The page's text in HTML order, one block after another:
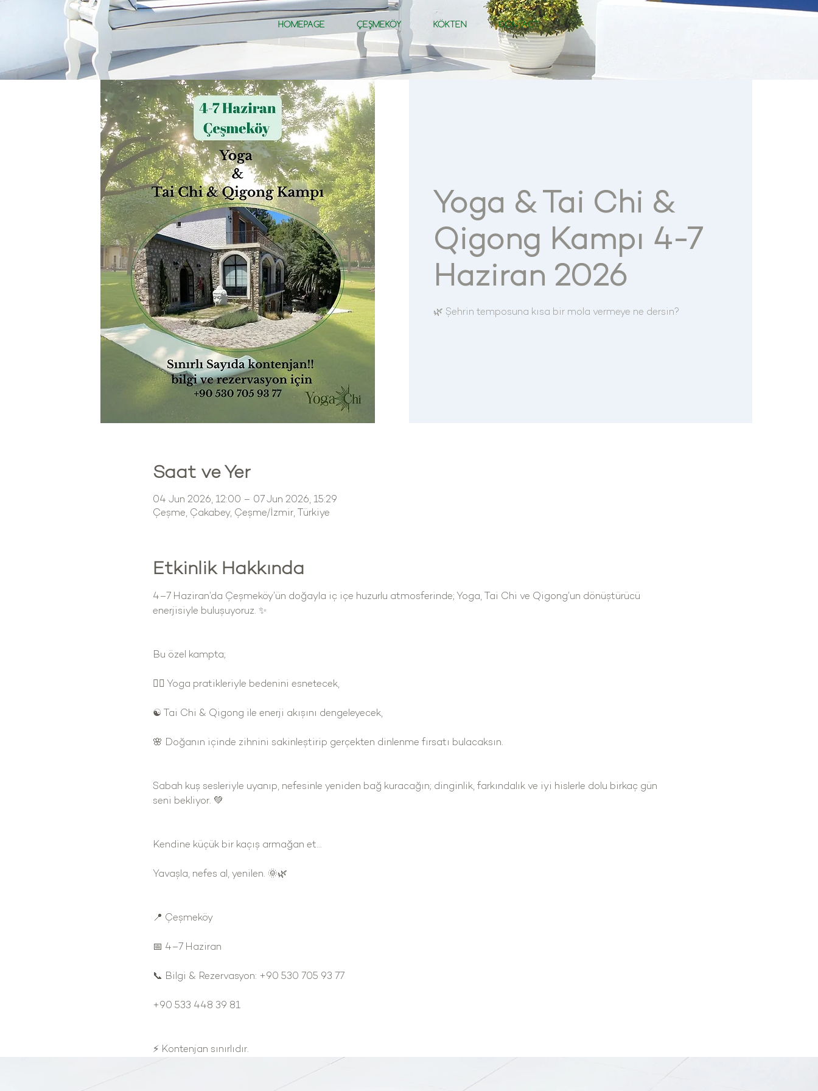
HOMEPAGE ÇEŞMEKÖY KÖKTEN CONTACT
Yoga & Tai Chi &
Qigong Kampı 4-7
Haziran 2026
🌿 Şehrin temposuna kısa bir mola vermeye ne dersin?
Saat ve Yer
04 Jun 2026, 12:00 – 07 Jun 2026, 15:29
Çeşme, Çakabey, Çeşme/İzmir, Türkiye
Etkinlik Hakkında
4–7 Haziran’da Çeşmeköy’ün doğayla iç içe huzurlu atmosferinde; Yoga, Tai Chi ve Qigong’un dönüştürücü
enerjisiyle buluşuyoruz. ✨
Bu özel kampta;
🧘‍♀️ Yoga pratikleriyle bedenini esnetecek,
☯️ Tai Chi & Qigong ile enerji akışını dengeleyecek,
🌸 Doğanın içinde zihnini sakinleştirip gerçekten dinlenme fırsatı bulacaksın.
Sabah kuş sesleriyle uyanıp, nefesinle yeniden bağ kuracağın; dinginlik, farkındalık ve iyi hislerle dolu birkaç gün
seni bekliyor. 💚
Kendine küçük bir kaçış armağan et…
Yavaşla, nefes al, yenilen. 🌞🌿
📍 Çeşmeköy
📅 4–7 Haziran
📞 Bilgi & Rezervasyon: +90 530 705 93 77
+90 533 448 39 81
⚡ Kontenjan sınırlıdır.